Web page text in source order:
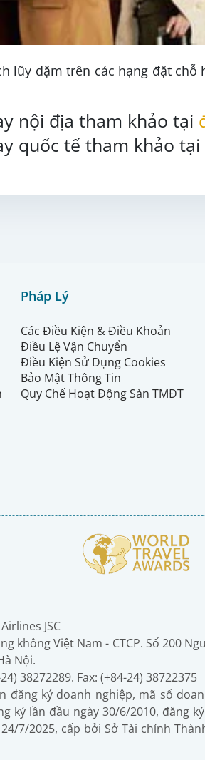
lũy dặm trên các hạng đặt
nội địa tham khảo tại
quốc tế tham khảo tại
Pháp Lý
Các Điều Kiện & Điều Khoản
Điều Lệ Vận Chuyển
Điều Kiện Sử Dụng Cookies
Bảo Mật Thông Tin
Quy Chế Hoạt Động Sàn TMĐT
JSC
không Việt Nam - CTCP. Số 200
Nội.
38272289. Fax: (+84-24) 38722375
đăng ký doanh nghiệp, mã số
ký lần đầu ngày 30/6/2010, đăng
7/2025, cấp bởi Sở Tài chính